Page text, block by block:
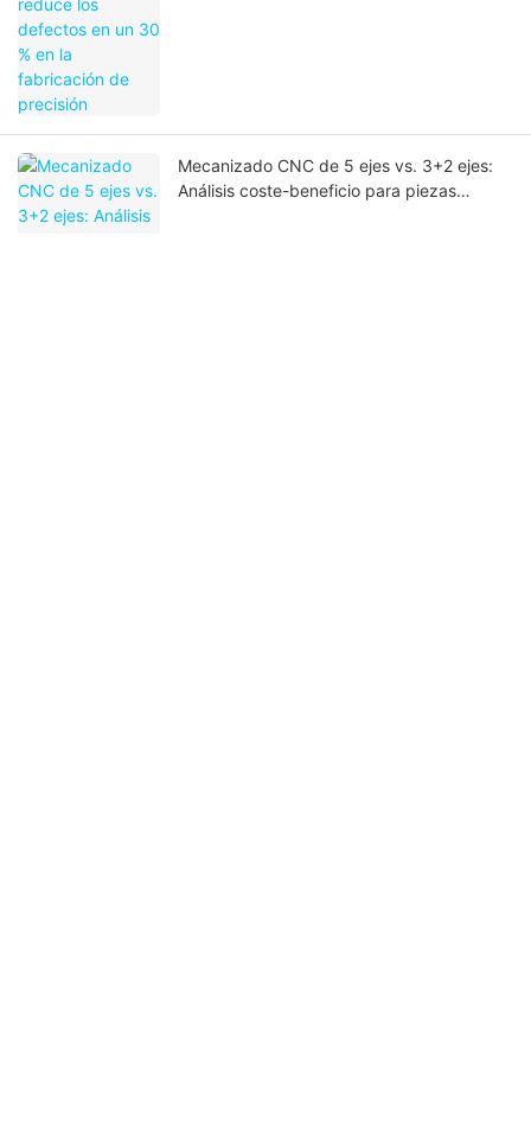
Mecanizado CNC de 5 ejes vs. 3+2 ejes:
Análisis coste-beneficio para piezas